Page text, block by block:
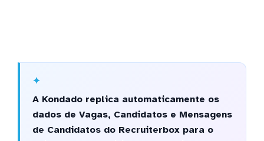
A Kondado replica automaticamente os
dados de Vagas, Candidatos e Mensagens
de Candidatos do Recruiterbox para o